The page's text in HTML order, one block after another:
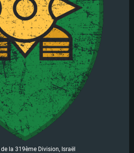
la 319ème Division, Israël